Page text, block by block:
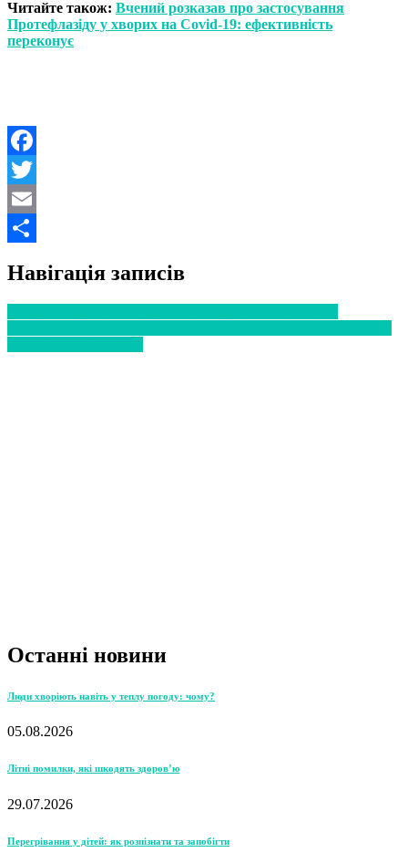
Читайте також: Вчений розказав про застосування
Протефлазіду у хворих на Covid-19: ефективність
переконує
Facebook
Twitter
Email
Навігація записів
Останні новини
Люди хворіють навіть у теплу погоду: чому?
05.08.2026
Літні помилки, які шкодять здоров’ю
29.07.2026
Перегрівання у дітей: як розпізнати та запобігти